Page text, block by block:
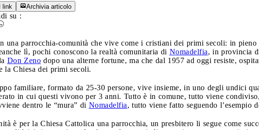
link Archivia articolo
su :
una parrocchia-comunità che vive come i cristiani dei primi secoli: in
lì, pochi conoscono la realtà comunitaria di Nomadelfia, in provincia
Don Zeno dopo una alterne fortune, ma che dal 1957 ad oggi resiste,
la Chiesa dei primi secoli.
familiare, formato da 25-30 persone, vive insieme, in uno degli undici
in cui questi vivono per 3 anni. Tutto è in comune, tutto viene
dentro le “mura” di Nomadelfia, tutto viene fatto seguendo l’esempio
è per la Chiesa Cattolica una parrocchia, un presbitero li segue come